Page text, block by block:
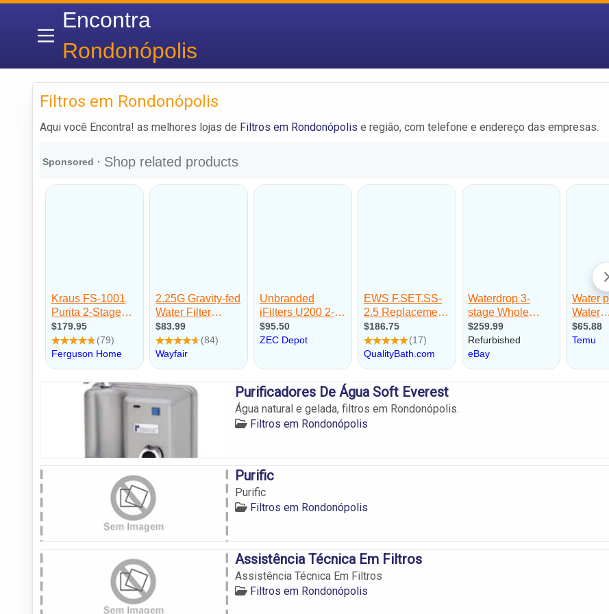
Encontra
Rondonópolis
Filtros em Rondonópolis
Aqui você Encontra! as melhores lojas de Filtros em Rondonópolis e região, com telefone e endereço das empresas.
Purificadores De Água Soft Everest
Água natural e gelada, filtros em Rondonópolis.
Filtros em Rondonópolis
Purific
Purific
Filtros em Rondonópolis
Assistência Técnica Em Filtros
Assistência Técnica Em Filtros
Filtros em Rondonópolis